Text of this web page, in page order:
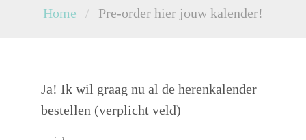
Home / Pre-order hier jouw kalender!
Ja! Ik wil graag nu al de herenkalender
bestellen (verplicht veld)